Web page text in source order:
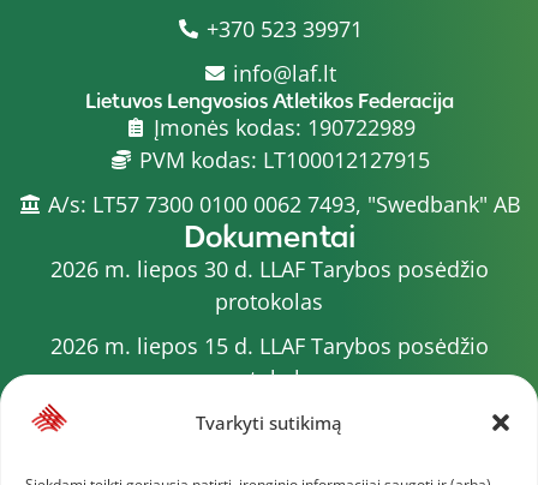
Tvarkyti sutikimą
+370 523 39971
info@laf.lt
Lietuvos Lengvosios Atletikos Federacija
Įmonės kodas: 190722989
PVM kodas: LT100012127915
A/s: LT57 7300 0100 0062 7493, "Swedbank" AB
Dokumentai
2026 m. liepos 30 d. LLAF Tarybos posėdžio
protokolas
2026 m. liepos 15 d. LLAF Tarybos posėdžio
protokolas
2026 m. liepos 20 d. LLAF VK posėdžio protokolas